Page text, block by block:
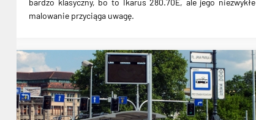
malowanie przyciąga uwagę.